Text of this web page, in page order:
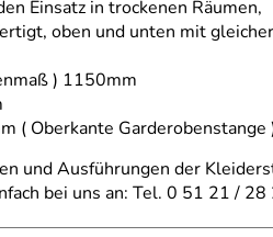
Einsatz in trockenen Räumen,
oben und unten mit
) 1150mm
( Oberkante Garderobenstange
und Ausführungen der
bei uns an: Tel. 0 51 21 /